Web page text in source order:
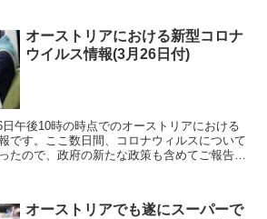
オーストリアにおける新型コロナ
ウイルス情報(3月26日付)
午後10時の時点でのオーストリアにおける
です。ここ数日間、コロナウィルスについて
たので、政府の新たな政策も含めてご報告し
オーストリアでも遂にスーパーで